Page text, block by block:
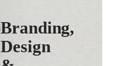
Branding,
Design